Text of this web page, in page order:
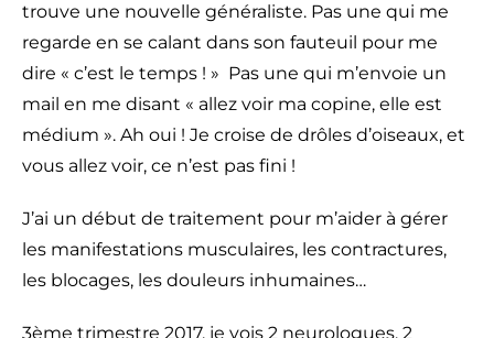
trouve une nouvelle généraliste. Pas une qui me
regarde en se calant dans son fauteuil pour me
dire « c’est le temps ! » Pas une qui m’envoie un
mail en me disant « allez voir ma copine, elle est
médium ». Ah oui ! Je croise de drôles d’oiseaux, et
vous allez voir, ce n’est pas fini !
J’ai un début de traitement pour m’aider à gérer
les manifestations musculaires, les contractures,
les blocages, les douleurs inhumaines…
3ème trimestre 2017, je vois 2 neurologues. 2